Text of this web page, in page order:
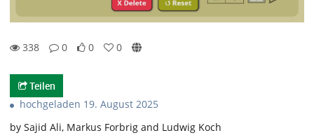
338
0
0
0
Teilen
hochgeladen 19. August 2025
by Sajid Ali, Markus Forbrig and Ludwig Koch